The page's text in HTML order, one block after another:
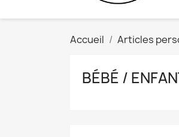
Accueil Articles
BÉBÉ /